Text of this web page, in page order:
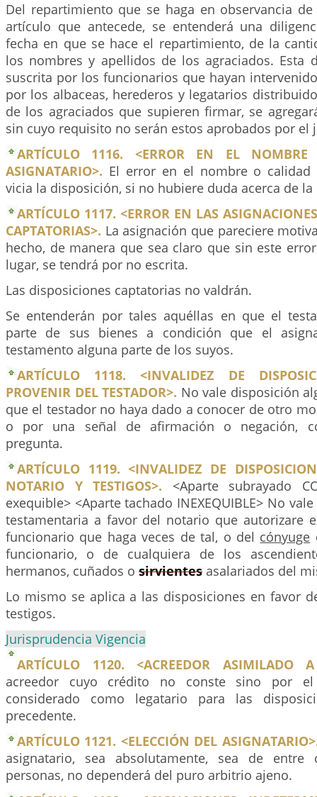
Del repartimiento que se haga en observancia
artículo que antecede, se entenderá una
fecha en que se hace el repartimiento, de la
los nombres y apellidos de los agraciados. Esta
suscrita por los funcionarios que hayan
por los albaceas, herederos y legatarios
de los agraciados que supieren firmar, se
sin cuyo requisito no serán estos aprobados por el
ARTÍCULO 1116. <ERROR EN EL
ASIGNATARIO>. El error en el nombre o calidad
vicia la disposición, si no hubiere duda acerca de la
ARTÍCULO 1117. <ERROR EN LAS
CAPTATORIAS>. La asignación que pareciere
hecho, de manera que sea claro que sin este
lugar, se tendrá por no escrita.
Las disposiciones captatorias no valdrán.
Se entenderán por tales aquéllas en que el
parte de sus bienes a condición que el
testamento alguna parte de los suyos.
ARTÍCULO 1118. <INVALIDEZ DE
PROVENIR DEL TESTADOR>. No vale disposición
que el testador no haya dado a conocer de otro
o por una señal de afirmación o negación,
pregunta.
ARTÍCULO 1119. <INVALIDEZ DE
NOTARIO Y TESTIGOS>. <Aparte subrayado
exequible> <Aparte tachado INEXEQUIBLE> No
testamentaria a favor del notario que autorizare
funcionario que haga veces de tal, o del cónyuge
funcionario, o de cualquiera de los
hermanos, cuñados o sirvientes asalariados del
Lo mismo se aplica a las disposiciones en favor
testigos.
Jurisprudencia Vigencia
ARTÍCULO 1120. <ACREEDOR ASIMILADO A
acreedor cuyo crédito no conste sino por el
considerado como legatario para las
precedente.
ARTÍCULO 1121. <ELECCIÓN DEL
asignatario, sea absolutamente, sea de
personas, no dependerá del puro arbitrio ajeno.